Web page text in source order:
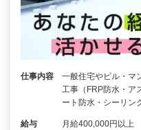
仕事内容
一般住宅やビル・マ
工事（FRP防水・ア
ート防水・シーリン
給与 月給400,000円以